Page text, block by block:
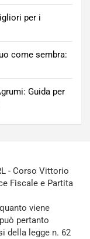
per i
come sembra:
Guida per
- Corso Vittorio
Fiscale e Partita
viene
pertanto
della legge n. 62